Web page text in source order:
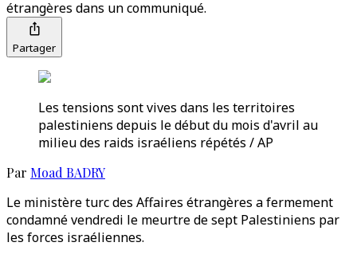
étrangères dans un communiqué.
Partager
Les tensions sont vives dans les territoires
palestiniens depuis le début du mois d'avril au
milieu des raids israéliens répétés / AP
Par Moad BADRY
Le ministère turc des Affaires étrangères a fermement
condamné vendredi le meurtre de sept Palestiniens par
les forces israéliennes.